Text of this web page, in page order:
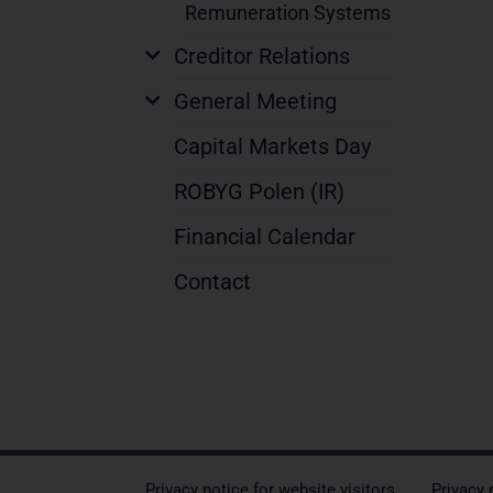
Remuneration Systems
Creditor Relations
General Meeting
Capital Markets Day
ROBYG Polen (IR)
Financial Calendar
Contact